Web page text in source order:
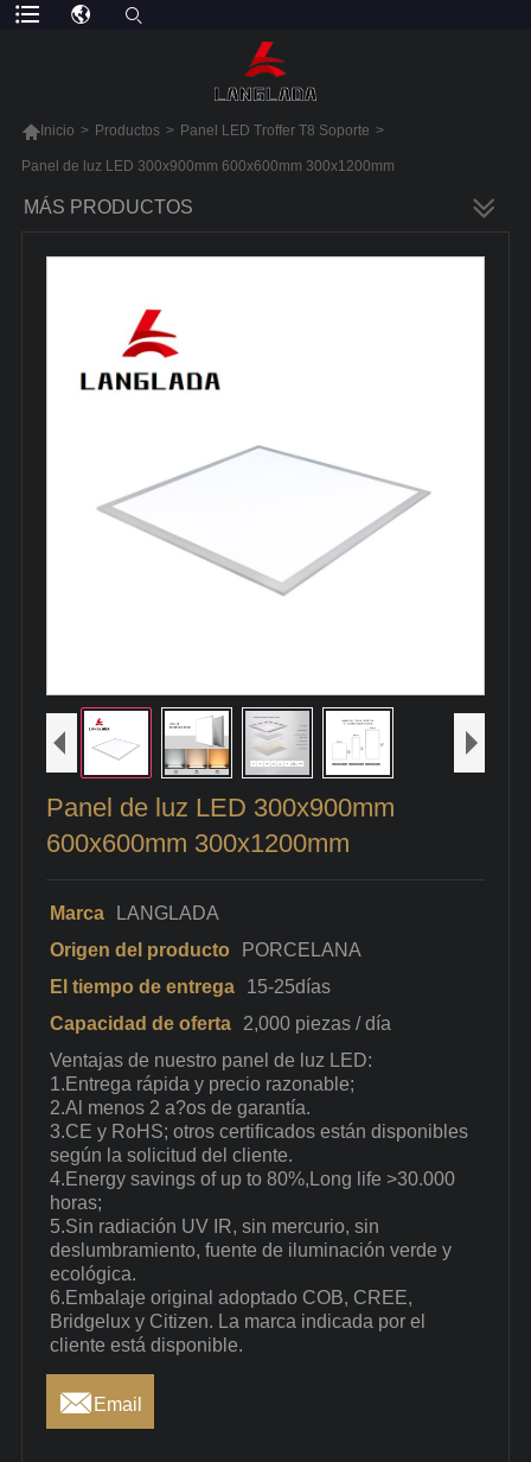
Inicio > Productos > Panel LED Troffer T8 Soporte >
Panel de luz LED 300x900mm 600x600mm 300x1200mm
MÁS PRODUCTOS
Panel de luz LED 300x900mm
600x600mm 300x1200mm
Marca
LANGLADA
Origen del producto
PORCELANA
El tiempo de entrega
15-25días
Capacidad de oferta
2,000 piezas / día
Ventajas de nuestro panel de luz LED:
1.Entrega rápida y precio razonable;
2.Al menos 2 a?os de garantía.
3.CE y RoHS; otros certificados están disponibles
según la solicitud del cliente.
4.Energy savings of up to 80%,Long life >30.000
horas;
5.Sin radiación UV IR, sin mercurio, sin
deslumbramiento, fuente de iluminación verde y
ecológica.
6.Embalaje original adoptado COB, CREE,
Bridgelux y Citizen. La marca indicada por el
cliente está disponible.
 Email